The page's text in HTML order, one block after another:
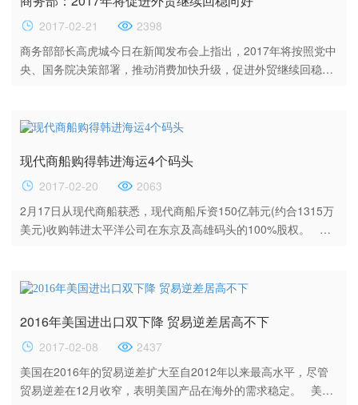
虎城强调，...
2017-02-21
2398
商务部部长高虎城今日在新闻发布会上指出，2017年将按照党中
央、国务院决策部署，推动消费加快升级，促进外贸继续回稳向
侧结构性改革。紧紧围绕这一主线推进商务工作。努力为企业发
标准化、集约化水平，降低流通成本；提高贸易便利化水平，降
低...
现代商船购得韩进海运4个码头
2017-02-20
2063
2月17日从现代商船获悉，现代商船斥资150亿韩元(约合1315万
美元)收购韩进太平洋公司在东京及高雄码头的100%股权。 韩
60%股份，码头投资公司持有40%股份。 据统计，通过此次收
股份，西班牙阿尔赫西拉斯100%股权，东京港100%股权及...
2016年美国进出口双下降 贸易逆差居高不下
2017-02-08
2437
美国在2016年的贸易逆差扩大至自2012年以来最高水平，尽管
贸易逆差在12月收窄，表明美国产品在海外的需求稳定。 美国